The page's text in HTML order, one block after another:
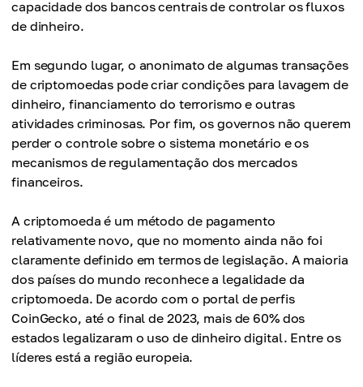
capacidade dos bancos centrais de controlar os fluxos
de dinheiro.
Em segundo lugar, o anonimato de algumas transações
de criptomoedas pode criar condições para lavagem de
dinheiro, financiamento do terrorismo e outras
atividades criminosas. Por fim, os governos não querem
perder o controle sobre o sistema monetário e os
mecanismos de regulamentação dos mercados
financeiros.
A criptomoeda é um método de pagamento
relativamente novo, que no momento ainda não foi
claramente definido em termos de legislação. A maioria
dos países do mundo reconhece a legalidade da
criptomoeda. De acordo com o portal de perfis
CoinGecko, até o final de 2023, mais de 60% dos
estados legalizaram o uso de dinheiro digital. Entre os
líderes está a região europeia.